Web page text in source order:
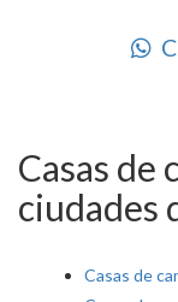
Casas de
Casas de